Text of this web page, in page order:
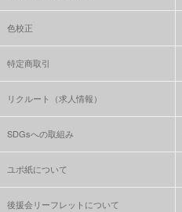
色校正
特定商取引
リクルート（求人情報）
SDGsへの取組み
ユポ紙について
後援会リーフレットについて